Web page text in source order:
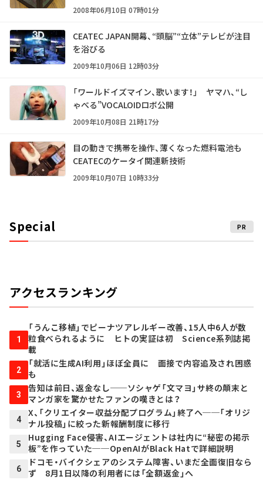
2008年06月10日 07時01分
CEATEC JAPAN開幕、“頭脳”“立体”テレビが注目
を浴びる
2009年10月06日 12時03分
「ワールドイズマイン、歌います！」 ヤマハ、“し
ゃべる”VOCALOIDロボ公開
2009年10月08日 21時17分
目の動きで携帯を操作、薄くなった燃料電池も
CEATECのケータイ関連新技術
2009年10月07日 10時33分
Special PR
アクセスランキング
1
「うんこ移植」でピーナツアレルギー改善、15人中6人が数
粒食べられるように ヒトの実証は初 Science系列誌掲
載
2
「就活に生成AI利用」ほぼ全員に 面接で内容追及され困惑
も
3
告知は前日、返金なし──ソシャゲ「文マヨ」サ終の顛末と
マンガ家を驚かせたファンの嘆きとは？
4
X、「クリエイター収益分配プログラム」終了へ──「オリジ
ナル投稿」に絞った新報酬制度に移行
5
Hugging Face侵害、AIエージェントは社内に“秘密の掲示
板”を作っていた──OpenAIがBlack Hatで詳細説明
6
ドコモ・バイクシェアのシステム障害、いまだ全面復旧なら
ず 8月1日以降の利用者には「全額返金」へ